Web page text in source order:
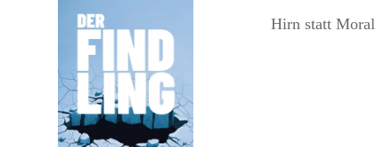
Hirn statt Moral